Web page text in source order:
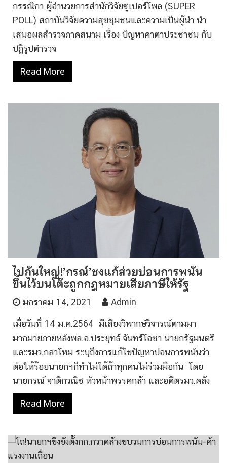
กรรณิกา ผู้อำนวยการสำนักวิจัยซูเปอร์โพล (SUPER
POLL) สถาบันวิจัยความสุขชุมชนและความเป็นผู้นำ นำ
เสนอผลสำรวจภาคสนาม เรื่อง ปัญหาคาตาประชาชน กับ
ปฏิรูปตำรวจ
Read More
ไปกันใหญ่!’กรณ์’ชงแก้ส่วยบ่อนการพนัน
ขึ้นไว้บนโต๊ะถูกกฎหมายเสียภาษีให้รัฐ
มกราคม 14, 2021 Admin
เมื่อวันที่ 14 ม.ค.2564 มีเสียงวิพากษ์วิจารณ์ตามมา
มากมายภายหลังพล.อ.ประยุทธ์ จันทร์โอชา นายกรัฐมนตรี
และรมว.กลาโหม ระบุถึงการแก้ไขปัญหาบ่อนการพนันว่า
ต่อให้ร้อยนายกฯก็ทำไม่ได้ถ้าทุกคนไม่ร่วมมือกัน โดย
นายกรณ์ จาติกวณิช หัวหน้าพรรคกล้า และอดีตรมว.คลัง
Read More